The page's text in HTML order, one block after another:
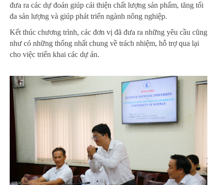
đưa ra các dự đoán giúp cải thiện chất lượng sản phẩm, tăng tối
đa sản lượng và giúp phát triển ngành nông nghiệp.
Kết thúc chương trình, các đơn vị đã đưa ra những yêu cầu cũng
như có những thống nhất chung về trách nhiệm, hỗ trợ qua lại
cho việc triển khai các dự án.